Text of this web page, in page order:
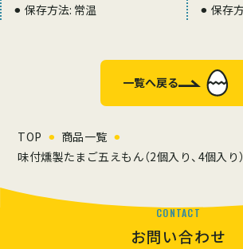
⚫︎ 保存方法: 常温
⚫︎ 保存
一覧へ戻る
TOP
商品一覧
味付燻製たまご五えもん（2個入り、4個入り）
CONTACT
お問い合わせ